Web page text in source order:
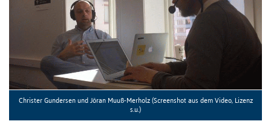
Christer Gundersen und Jöran Muuß-Merholz (Screenshot aus dem Video, Lizenz
s.u.)